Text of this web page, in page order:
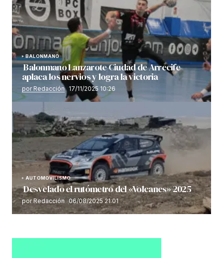
BALONMANO
Balonmano Lanzarote Ciudad de Arrecife
aplaca los nervios y logra la victoria
por Redacción 17/11/2025 10:26
AUTOMOVILISMO
Desvelado el rutómetro del «Volcanes» 2025
por Redacción 06/08/2025 21:01